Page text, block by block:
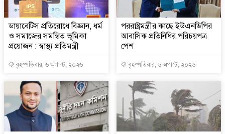
ডায়াবেটিস প্রতিরোধে বিজ্ঞান, ধর্ম
ও সমাজের সমন্বিত ভূমিকা
প্রয়োজন : স্বাস্থ্য প্রতিমন্ত্রী
বৃহস্পতিবার, ৬ অগাস্ট, ২০২৬
পররাষ্ট্রমন্ত্রীর কা‌ছে ইউএনডিপির
আবাসিক প্রতিনিধির পরিচয়পত্র
পেশ
বৃহস্পতিবার, ৬ অগাস্ট, ২০২৬